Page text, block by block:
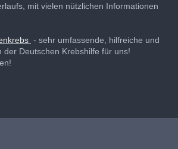
mit vielen nützlichen Informationen
- sehr umfassende, hilfreiche und
der Deutschen Krebshilfe für uns!